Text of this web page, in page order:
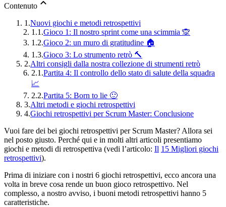
Contenuto
1.Nuovi giochi e metodi retrospettivi
1.1.Gioco 1: Il nostro sprint come una scimmia 🙊
1.2.Gioco 2: un muro di gratitudine 🏠
1.3.Gioco 3: Lo strumento retrò 🔨
2.Altri consigli dalla nostra collezione di strumenti retrò
2.1.Partita 4: Il controllo dello stato di salute della squadra
📈
2.2.Partita 5: Born to lie 🙂
3.Altri metodi e giochi retrospettivi
4.Giochi retrospettivi per Scrum Master: Conclusione
Vuoi fare dei bei giochi retrospettivi per Scrum Master? Allora sei
nel posto giusto. Perché qui e in molti altri articoli presentiamo
giochi e metodi di retrospettiva (vedi l’articolo: Il 15 Migliori giochi
retrospettivi).
Prima di iniziare con i nostri 6 giochi retrospettivi, ecco ancora una
volta in breve cosa rende un buon gioco retrospettivo. Nel
complesso, a nostro avviso, i buoni metodi retrospettivi hanno 5
caratteristiche.